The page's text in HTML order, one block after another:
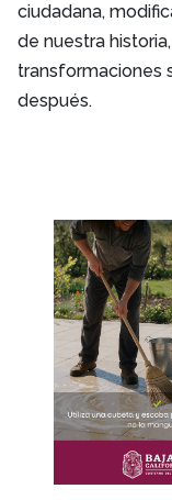
ciudadana,
de nuestra
transformaciones
después.